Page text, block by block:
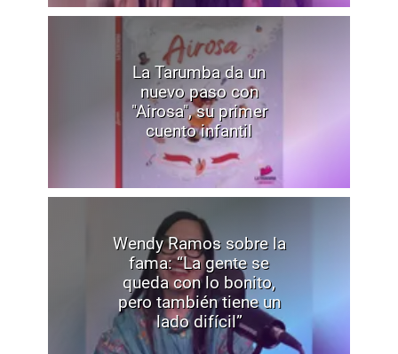
La Tarumba da un
nuevo paso con
"Airosa", su primer
cuento infantil
Wendy Ramos sobre la
fama: “La gente se
queda con lo bonito,
pero también tiene un
lado difícil”